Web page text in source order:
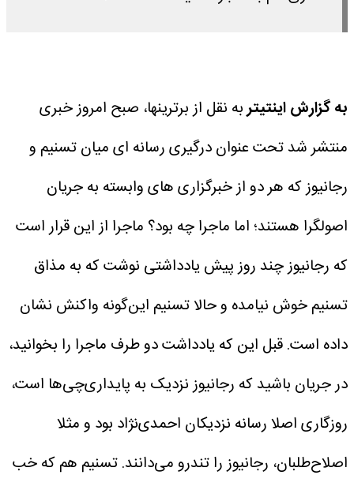
به گزارش اینتیتربه نقل از برترینها، صبح امروز خبری
منتشر شد تحت عنوان درگیری رسانه ای میان تسنیم و
رجانیوز که هر دو از خبرگزاری های وابسته به جریان
اصولگرا هستند؛ اما ماجرا چه بود؟ ماجرا از این قرار است
که رجانیوز چند روز پیش یادداشتی نوشت که به مذاق
تسنیم خوش نیامده و حالا تسنیم این‌گونه واکنش نشان
داده است. قبل این که یادداشت دو طرف ماجرا را بخوانید،
در جریان باشید که رجانیوز نزدیک به پایداری‌چی‌ها است،
روزگاری اصلا رسانه نزدیکان احمدی‌نژاد بود و مثلا
اصلاح‌طلبان، رجانیوز را تندرو می‌دانند. تسنیم هم که خب